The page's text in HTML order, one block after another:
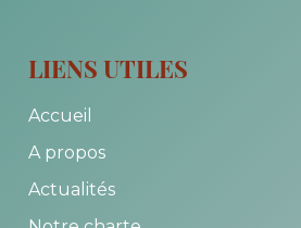
LIENS UTILES
Accueil
A propos
Actualités